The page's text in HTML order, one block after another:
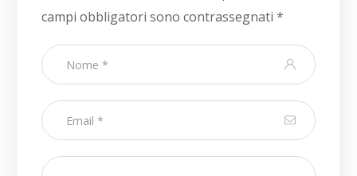
campi obbligatori sono contrassegnati*